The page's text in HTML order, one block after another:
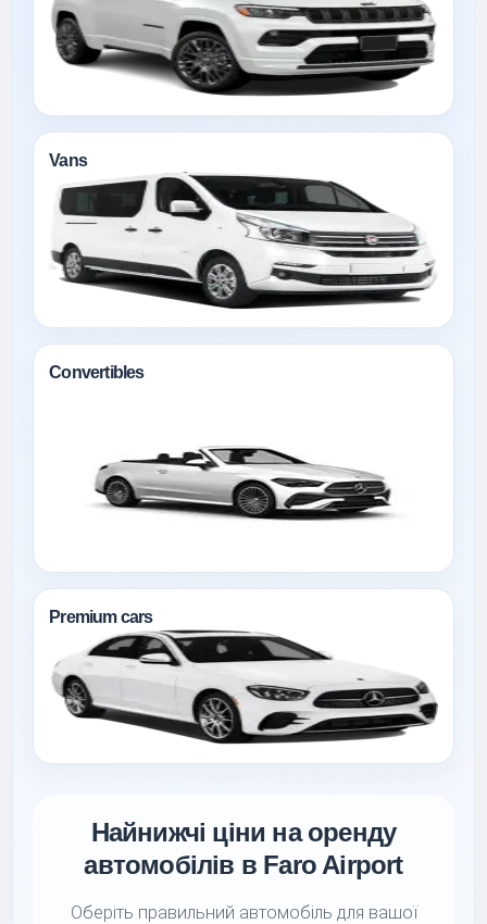
Vans
Convertibles
Premium cars
Найнижчі ціни на оренду
автомобілів в Faro Airport
Оберіть правильний автомобіль для вашої